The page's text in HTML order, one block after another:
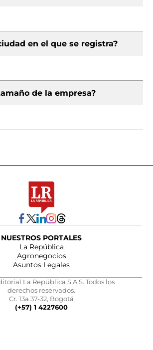
en el que se registra?
de la empresa?
NUESTROS PORTALES
La República
Agronegocios
Asuntos Legales
La República S.A.S. Todos los
derechos reservados.
Cr. 13a 37-32, Bogotá
(+57) 1 4227600